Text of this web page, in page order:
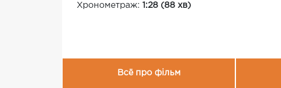
Хронометраж: 1:28 (88 хв)
Всё про фільм